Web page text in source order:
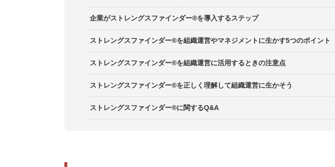
1．異なるキャラクターでチームづくりを行う
2．自身とチームメンバーの資質や特性を把握し協力しやすい環境をつくる
3．得意分野を生かせる役割を任せる
企業がストレングスファインダー®を導入するステップ
STEP1．強みになり得る才能を生かす発想に切り替える
STEP2．一人ひとりの才能が活かせる体制や環境を整える
STEP3．チームでそれぞれの資質を共有する
STEP4．それぞれの資質を補い合える組み合わせを考える
ストレングスファインダー®を組織運営やマネジメントに生かす5つのポイント
ポイント1．自分の資質を理解する
ポイント2．資質を生かした関わり方をする
ポイント3．結果を参考にマネジメントを行う
ストレングスファインダー®を組織運営に活用するときの注意点
注意点1．性格や行動パターンの決めつけをしない
注意点2．資質を採用や昇進の材料にしない
ストレングスファインダー®を正しく理解して組織運営に生かそう
ストレングスファインダー®に関するQ&A